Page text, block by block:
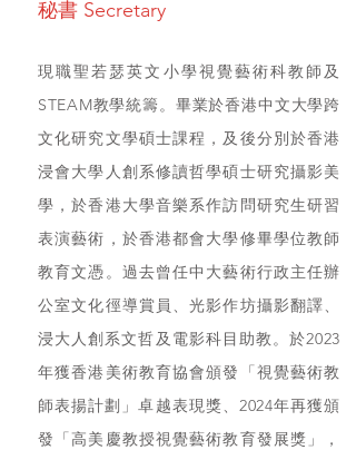
秘書 Secretary
現職聖若瑟英文小學視覺藝術科教師及
STEAM教學統籌。畢業於香港中文大學跨
文化研究文學碩士課程，及後分別於香港
浸會大學人創系修讀哲學碩士研究攝影美
學，於香港大學音樂系作訪問研究生研習
表演藝術，於香港都會大學修畢學位教師
教育文憑。過去曾任中大藝術行政主任辦
公室文化徑導賞員、光影作坊攝影翻譯、
浸大人創系文哲及電影科目助教。於2023
年獲香港美術教育協會頒發「視覺藝術教
師表揚計劃」卓越表現獎、2024年再獲頒
發「高美慶教授視覺藝術教育發展獎」，